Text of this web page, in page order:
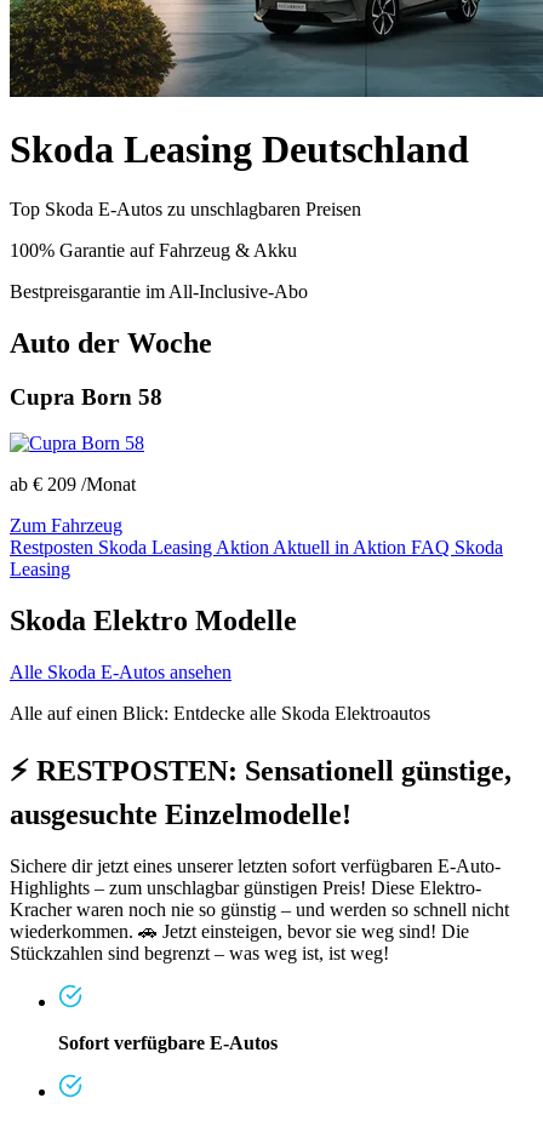
Skoda Leasing Deutschland
Top Skoda E-Autos zu unschlagbaren Preisen
100% Garantie auf Fahrzeug & Akku
Bestpreisgarantie im All-Inclusive-Abo
Auto der Woche
Cupra Born 58
ab € 209 /Monat
Zum Fahrzeug
Restposten Skoda Leasing AktionAktuell in Aktion FAQ Skoda
Leasing
Skoda Elektro Modelle
Alle Skoda E-Autos ansehen
Alle auf einen Blick: Entdecke alle Skoda Elektroautos
⚡ RESTPOSTEN: Sensationell günstige,
ausgesuchte Einzelmodelle!
Sichere dir jetzt eines unserer letzten sofort verfügbaren E-Auto-
Highlights – zum unschlagbar günstigen Preis! Diese Elektro-
Kracher waren noch nie so günstig – und werden so schnell nicht
wiederkommen. 🚗 Jetzt einsteigen, bevor sie weg sind! Die
Stückzahlen sind begrenzt – was weg ist, ist weg!
Sofort verfügbare E-Autos